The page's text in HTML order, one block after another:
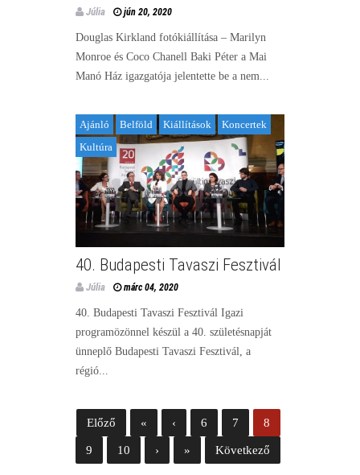
Júlia jún 20, 2020
Douglas Kirkland fotókiállítása – Marilyn
Monroe és Coco Chanell Baki Péter a Mai
Manó Ház igazgatója jelentette be a nem...
Ajánló Belföld Kiállítások
Koncertek
Kultúra
40. Budapesti Tavaszi Fesztivál
Júlia márc 04, 2020
40. Budapesti Tavaszi Fesztivál Igazi
programözönnel készül a 40. születésnapját
ünneplő Budapesti Tavaszi Fesztivál, a
régió...
Előző « ‹ 6 7 8
9 10 › » Következő